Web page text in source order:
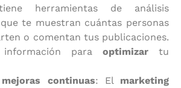
herramientas de análisis
te muestran cuántas personas
o comentan tus publicaciones.
para optimizar tu
continuas: El marketing